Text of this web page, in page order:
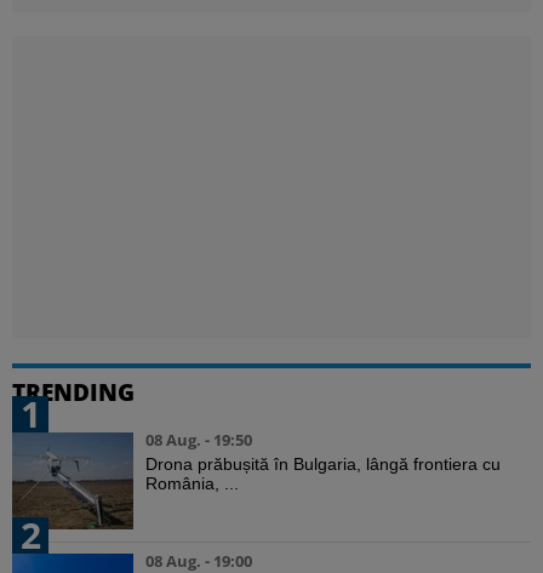
TRENDING
1
08 Aug. - 19:50
Drona prăbușită în Bulgaria, lângă frontiera cu
România, ...
2
08 Aug. - 19:00